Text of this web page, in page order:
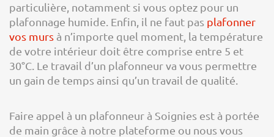
particulière, notamment si vous optez pour un
plafonnage humide. Enfin, il ne faut pas plafonner
vos murs à n’importe quel moment, la température
de votre intérieur doit être comprise entre 5 et
30°C. Le travail d’un plafonneur va vous permettre
un gain de temps ainsi qu’un travail de qualité.
Faire appel à un plafonneur à Soignies est à portée
de main grâce à notre plateforme ou nous vous